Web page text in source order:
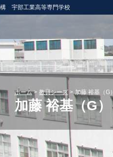
宇部工業高等専門学校
ホーム 教員シーズ 加藤 裕基（G）
加藤 裕基（G）